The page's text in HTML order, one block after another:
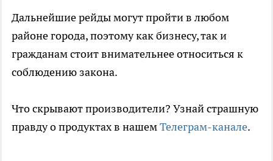
Дальнейшие рейды могут пройти в любом
районе города, поэтому как бизнесу, так и
гражданам стоит внимательнее относиться к
соблюдению закона.
Что скрывают производители? Узнай страшную
правду о продуктах в нашемТелеграм-канале.